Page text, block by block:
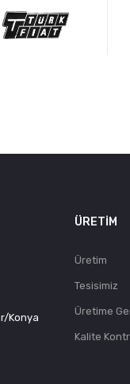
Konya
ÜRETIM
Üretim
Tesisimiz
Üretime
Kalite